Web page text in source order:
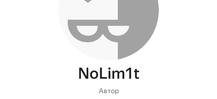
NoLim1t
Автор